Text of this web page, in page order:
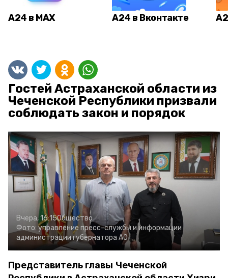
А24 в MAX А24 в Вконтакте
Гостей Астраханской области из
Чеченской Республики призвали
соблюдать закон и порядок
Вчера, 16:15Общество
Фото: управление пресс-службы и информации
администрации губернатора АО
Представитель главы Чеченской